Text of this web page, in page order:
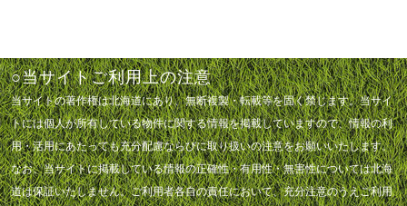
○当サイトご利用上の注意
当サイトの著作権は北海道にあり、無断複製・転載等を固く禁じます。当サイ
トには個人が所有している物件に関する情報を掲載していますので、情報の利
用・活用にあたっても充分配慮ならびに取り扱いの注意をお願いいたします。
なお、当サイトに掲載している情報の正確性・有用性・無害性については北海
道は保証いたしません。ご利用者各自の責任において、充分注意のうえご利用